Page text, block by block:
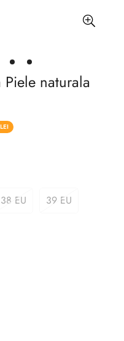
Piele naturala
38 EU 39 EU